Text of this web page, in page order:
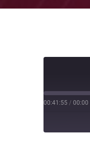
00:00
/
00:41:55